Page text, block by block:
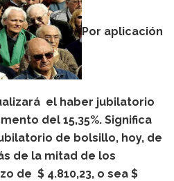
Por aplicación
el haber jubilatorio
del 15,35%. Significa
de bolsillo, hoy, de
de la mitad de los
de $ 4.810,23, o sea $